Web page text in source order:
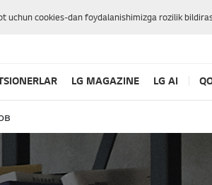
uchun cookies-dan foydalanishimizga rozilik
LG MAGAZINE LG AI